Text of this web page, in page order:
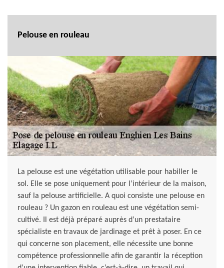
Pelouse en rouleau
La pelouse est une végétation utilisable pour habiller le
sol. Elle se pose uniquement pour l’intérieur de la maison,
sauf la pelouse artificielle. A quoi consiste une pelouse en
rouleau ? Un gazon en rouleau est une végétation semi-
cultivé. Il est déjà préparé auprès d’un prestataire
spécialiste en travaux de jardinage et prêt à poser. En ce
qui concerne son placement, elle nécessite une bonne
compétence professionnelle afin de garantir la réception